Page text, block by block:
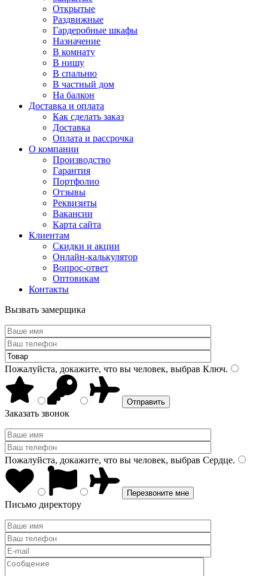
Открытые
Раздвижные
Гардеробные шкафы
Назначение
В комнату
В нишу
В спальню
В частный дом
На балкон
Доставка и оплата
Как сделать заказ
Доставка
Оплата и рассрочка
О компании
Производство
Гарантия
Портфолио
Отзывы
Реквизиты
Вакансии
Карта сайта
Клиентам
Скидки и акции
Онлайн-калькулятор
Вопрос-ответ
Оптовикам
Контакты
Вызвать замерщика
Пожалуйста, докажите, что вы человек, выбрав Ключ.
Заказать звонок
Пожалуйста, докажите, что вы человек, выбрав Сердце.
Письмо директору